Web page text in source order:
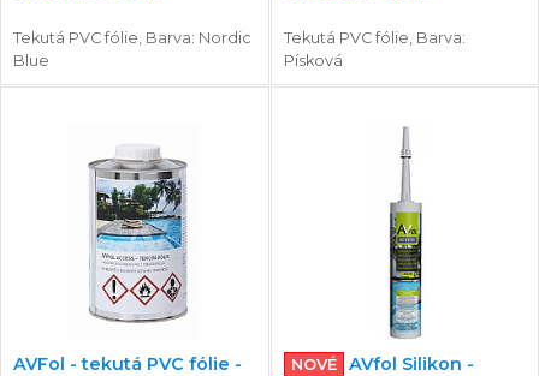
Tekutá PVC fólie, Barva: Nordic
Blue
Tekutá PVC fólie, Barva:
Písková
AVFol - tekutá PVC fólie -
NOVÉ
AVfol Silikon -